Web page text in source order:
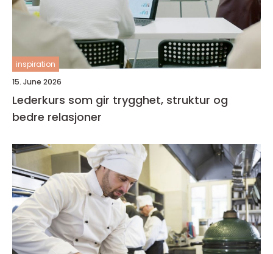
inspiration
15. June 2026
Lederkurs som gir trygghet, struktur og
bedre relasjoner